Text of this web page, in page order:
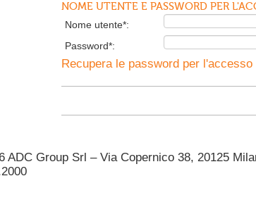
NOME UTENTE E PASSWORD PER
Nome utente*:
Password*:
Recupera le password per l'accesso
ADC Group Srl – Via Copernico 38, 20125